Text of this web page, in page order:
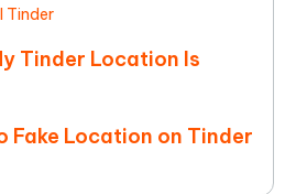
Tinder
Tinder Location Is
Fake Location on Tinder